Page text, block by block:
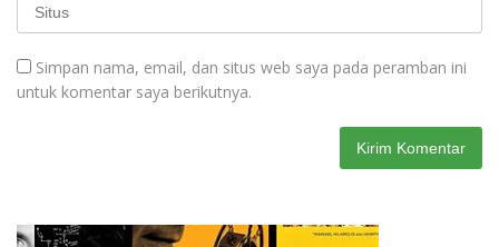
Simpan nama, email, dan situs web saya pada peramban ini
untuk komentar saya berikutnya.